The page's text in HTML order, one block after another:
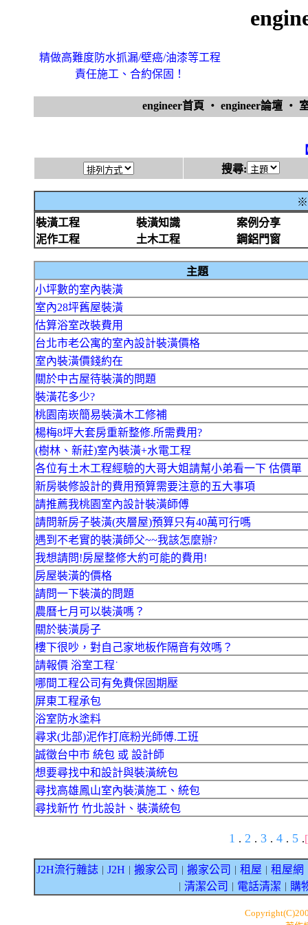
精做高難度防水抓漏/壁癌/油漆等工程
責任施工、合約保固！
engineer首頁 ‧ engineer論壇 ‧
搜尋:
※
裝潢工程
裝潢知識
案例分享
泥作工程
土木工程 鋼鋁門窗
主題
小坪數的室內裝潢
室內28坪舊屋裝潢
估算浴室改裝費用
台北市老公寓的室內設計裝潢價格
室內裝潢價錢約在
關於中古屋待裝潢的問題
裝潢花多少?
桃園南崁簡易裝潢木工修補
楊梅8坪大套房重新整修.所需費用?
(樹林、新莊)室內裝潢+水電工程
各位有土木工程經驗的大哥大姐請幫小弟看一下 估價單
新房裝修設計的費用預算需要注意的五大事項
請推薦我桃園室內設計裝潢師傅
請問新房子裝潢(夾層屋)預算只有40萬可行嗎
遇到不老實的裝潢師父~~我該怎麼辦?
我想請問!房屋整修大約可能的費用!
房屋裝潢的價格
請問一下裝潢的問題
農曆七月可以裝潢嗎？
關於裝潢房子
樓下很吵，對自己家地板作隔音有效嗎？
請報價 浴室工程˙
哪間工程公司有免費保固期壓
屏東工程承包
浴室防水塗料
尋求(北部)泥作打底粉光師傅.工班
誠徵台中市 統包 或 設計師
想要尋找中和設計與裝潢統包
尋找高雄鳳山室內裝潢施工、統包
尋找新竹 竹北設計、裝潢統包
1 . 2 . 3 . 4 . 5 .
J2H流行雜誌 J2H 搬家公司 搬家公司 租屋 租屋網
清潔公司 電話清潔 購